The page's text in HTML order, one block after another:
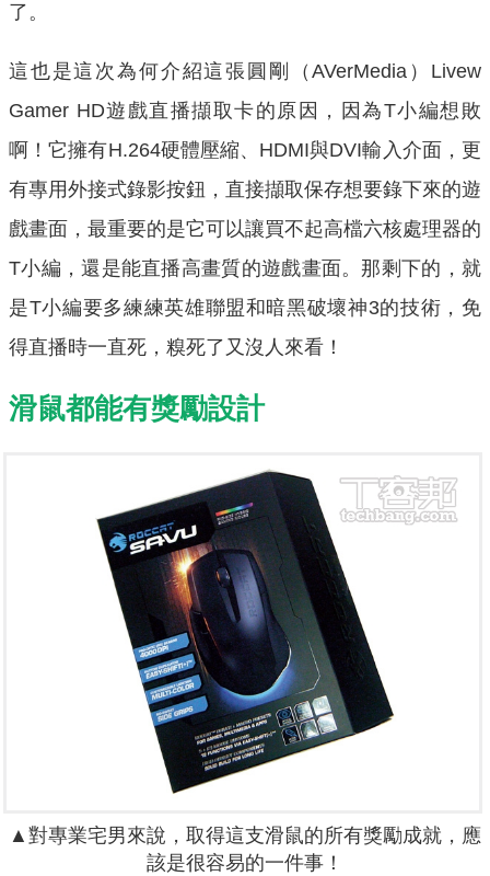
了。
這也是這次為何介紹這張圓剛（AVerMedia）Livew
Gamer HD遊戲直播擷取卡的原因，因為T小編想敗
啊！它擁有H.264硬體壓縮、HDMI與DVI輸入介面，更
有專用外接式錄影按鈕，直接擷取保存想要錄下來的遊
戲畫面，最重要的是它可以讓買不起高檔六核處理器的
T小編，還是能直播高畫質的遊戲畫面。那剩下的，就
是T小編要多練練英雄聯盟和暗黑破壞神3的技術，免
得直播時一直死，糗死了又沒人來看！
滑鼠都能有獎勵設計
▲ 對專業宅男來說，取得這支滑鼠的所有獎勵成就，應
該是很容易的一件事！